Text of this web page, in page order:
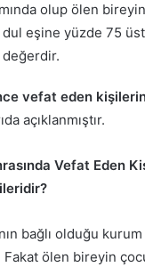
olup ölen
eşine yüzde 75
vefat eden
açıklanmıştır.
Vefat Eden
bağlı olduğu
Fakat ölen bireyin